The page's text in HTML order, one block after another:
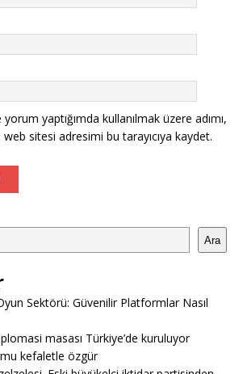
yaptığımda kullanılmak üzere adımı,
sitesi adresimi bu tarayıcıya kaydet.
Ara
Sektörü: Güvenilir Platformlar Nasıl
masası Türkiye’de kuruluyor
kefaletle özgür